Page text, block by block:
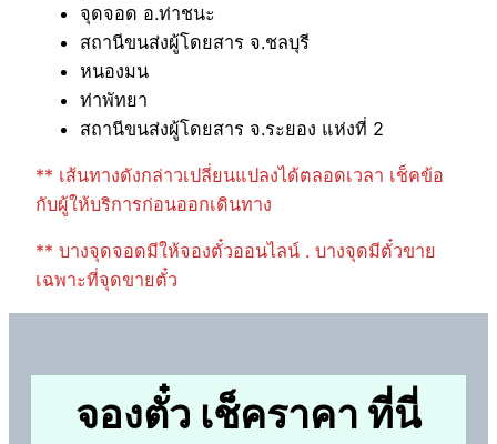
จุดจอด อ.ท่าชนะ
สถานีขนส่งผู้โดยสาร จ.ชลบุรี
หนองมน
ท่าพัทยา
สถานีขนส่งผู้โดยสาร จ.ระยอง แห่งที่ 2
** เส้นทางดังกล่าวเปลี่ยนแปลงได้ตลอดเวลา เช็คข้อ
กับผู้ให้บริการก่อนออกเดินทาง
** บางจุดจอดมีให้จองตั๋วออนไลน์ . บางจุดมีตั๋วขาย
เฉพาะที่จุดขายตั๋ว
จองตั๋ว เช็คราคา ที่นี่